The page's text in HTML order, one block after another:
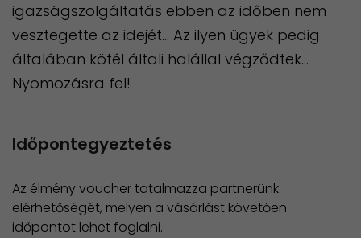
igazságszolgáltatás ebben az időben nem
vesztegette az idejét… Az ilyen ügyek pedig
általában kötél általi halállal végződtek…
Nyomozásra fel!
Időpontegyeztetés
Az élmény voucher tatalmazza partnerünk
elérhetőségét, melyen a vásárlást követően
időpontot lehet foglalni.